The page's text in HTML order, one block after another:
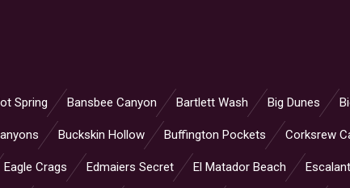
Spring Bansbee Canyon Bartlett Wash Big Dunes
Buckskin Hollow Buffington Pockets Corksrew
Eagle Crags Edmaiers Secret El Matador Beach